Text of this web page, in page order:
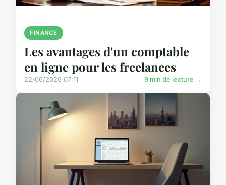
FINANCE
Les avantages d'un comptable
en ligne pour les freelances
22/06/2026 07:11 9 min de lecture →